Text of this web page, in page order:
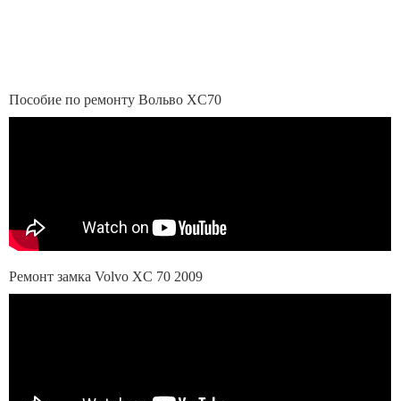
Пособие по ремонту Вольво XC70
Ремонт замка Volvo XC 70 2009